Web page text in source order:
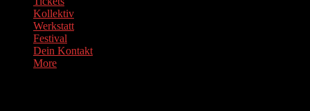
Kollektiv
Werkstatt
Festival
Dein Kontakt
More